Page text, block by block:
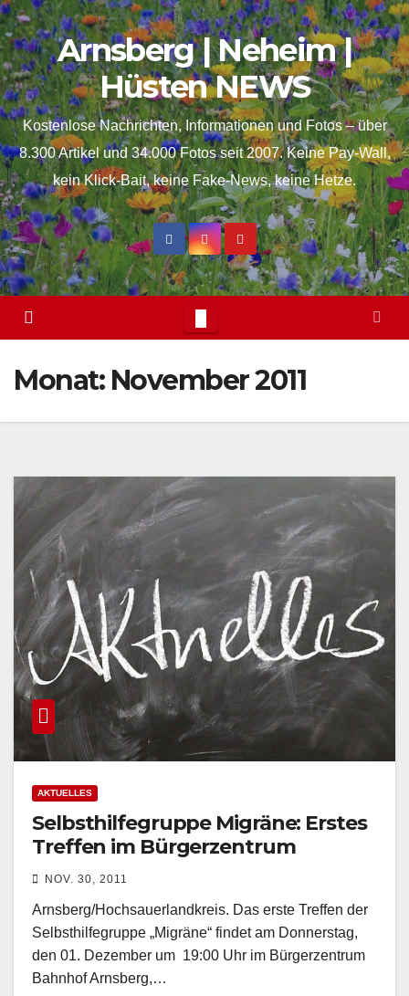
springen
Skip
to
content
Arnsberg | Neheim |
Hüsten NEWS
Kostenlose Nachrichten, Informationen und Fotos – über
8.300 Artikel und 34.000 Fotos seit 2007. Keine Pay-Wall,
kein Klick-Bait, keine Fake-News, keine Hetze.
Monat: November 2011
AKTUELLES
Selbsthilfegruppe Migräne: Erstes
Treffen im Bürgerzentrum
NOV. 30, 2011
Arnsberg/Hochsauerlandkreis. Das erste Treffen der
Selbsthilfegruppe „Migräne“ findet am Donnerstag,
den 01. Dezember um 19:00 Uhr im Bürgerzentrum
Bahnhof Arnsberg,…